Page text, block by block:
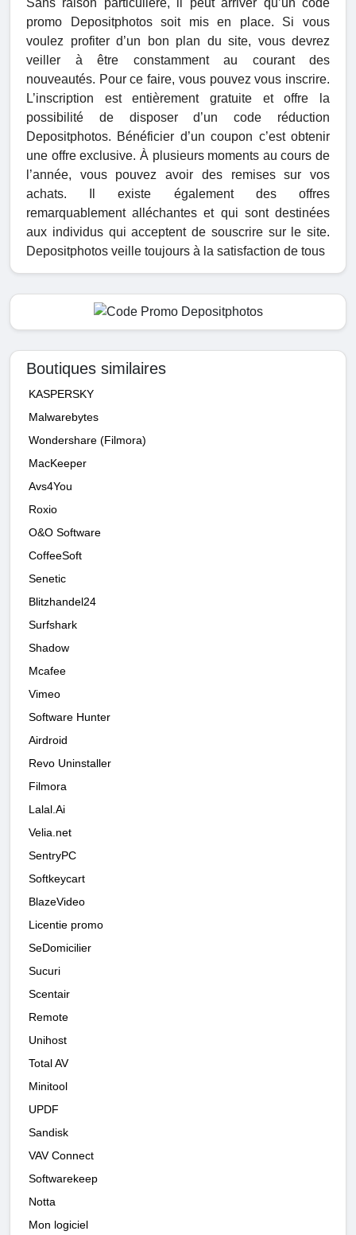
promo Depositphotos soit mis en place. Si vous
voulez profiter d’un bon plan du site, vous devrez
veiller à être constamment au courant des
nouveautés. Pour ce faire, vous pouvez vous inscrire.
L’inscription est entièrement gratuite et offre la
possibilité de disposer d’un code réduction
Depositphotos. Bénéficier d’un coupon c’est obtenir
une offre exclusive. À plusieurs moments au cours de
l’année, vous pouvez avoir des remises sur vos
achats. Il existe également des offres
remarquablement alléchantes et qui sont destinées
aux individus qui acceptent de souscrire sur le site.
Depositphotos veille toujours à la satisfaction de tous
Boutiques similaires
KASPERSKY
Malwarebytes
Wondershare (Filmora)
MacKeeper
Avs4You
Roxio
O&O Software
CoffeeSoft
Senetic
Blitzhandel24
Surfshark
Shadow
Mcafee
Vimeo
Software Hunter
Airdroid
Revo Uninstaller
Filmora
Lalal.Ai
Velia.net
SentryPC
Softkeycart
BlazeVideo
Licentie promo
SeDomicilier
Sucuri
Scentair
Remote
Unihost
Total AV
Minitool
UPDF
Sandisk
VAV Connect
Softwarekeep
Notta
Mon logiciel